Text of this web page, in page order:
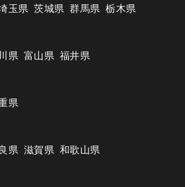
玉県 茨城県 群馬県 栃木県
県 富山県 福井県
県
県 滋賀県 和歌山県